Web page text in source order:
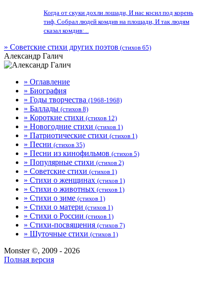
Когда от скуки дохли лошади, И нас косил под корень
тиф, Собрал людей комдив на площади, И так людям
сказал комдив:...
» Советские стихи других поэтов (стихов 65)
Александр Галич
» Оглавление
» Биография
» Годы творчества (1968-1968)
» Баллады (стихов 8)
» Короткие стихи (стихов 12)
» Новогодние стихи (стихов 1)
» Патриотические стихи (стихов 1)
» Песни (стихов 35)
» Песни из кинофильмов (стихов 5)
» Популярные стихи (стихов 2)
» Советские стихи (стихов 1)
» Стихи о женщинах (стихов 1)
» Стихи о животных (стихов 1)
» Стихи о зиме (стихов 1)
» Стихи о матери (стихов 1)
» Стихи о России (стихов 1)
» Стихи-посвящения (стихов 7)
» Шуточные стихи (стихов 1)
Monster ©, 2009 - 2026
Полная версия